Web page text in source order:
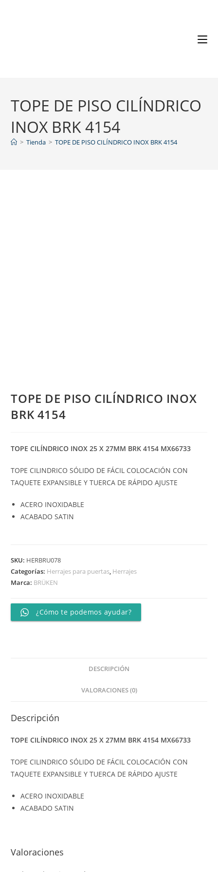
TOPE DE PISO CILÍNDRICO
INOX BRK 4154
> Tienda > TOPE DE PISO CILÍNDRICO INOX BRK 4154
TOPE DE PISO CILÍNDRICO INOX
BRK 4154
TOPE CILÍNDRICO INOX 25 X 27MM BRK 4154 MX66733
TOPE CILINDRICO SÓLIDO DE FÁCIL COLOCACIÓN CON
TAQUETE EXPANSIBLE Y TUERCA DE RÁPIDO AJUSTE
ACERO INOXIDABLE
ACABADO SATIN
SKU: HERBRU078
Categorías: Herrajes para puertas, Herrajes
Marca: BRÜKEN
¿Cómo te podemos ayudar?
DESCRIPCIÓN
VALORACIONES (0)
Descripción
TOPE CILÍNDRICO INOX 25 X 27MM BRK 4154 MX66733
TOPE CILINDRICO SÓLIDO DE FÁCIL COLOCACIÓN CON
TAQUETE EXPANSIBLE Y TUERCA DE RÁPIDO AJUSTE
ACERO INOXIDABLE
ACABADO SATIN
Valoraciones